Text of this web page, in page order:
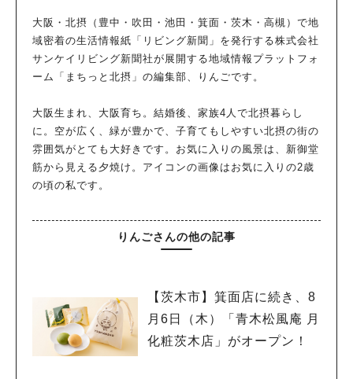
大阪・北摂（豊中・吹田・池田・箕面・茨木・高槻）で地
域密着の生活情報紙「リビング新聞」を発行する株式会社
サンケイリビング新聞社が展開する地域情報プラットフォ
ーム「まちっと北摂」の編集部、りんごです。
大阪生まれ、大阪育ち。結婚後、家族4人で北摂暮らし
に。空が広く、緑が豊かで、子育てもしやすい北摂の街の
雰囲気がとても大好きです。お気に入りの風景は、新御堂
筋から見える夕焼け。アイコンの画像はお気に入りの2歳
の頃の私です。
りんごさんの他の記事
【茨木市】箕面店に続き、8
月6日（木）「青木松風庵 月
化粧茨木店」がオープン！